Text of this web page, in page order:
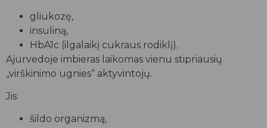
gliukozę,
insuliną,
HbA1c (ilgalaikį cukraus rodiklį).
Ajurvedoje imbieras laikomas vienu stipriausių
„virškinimo ugnies“ aktyvintojų.
Jis:
šildo organizmą,